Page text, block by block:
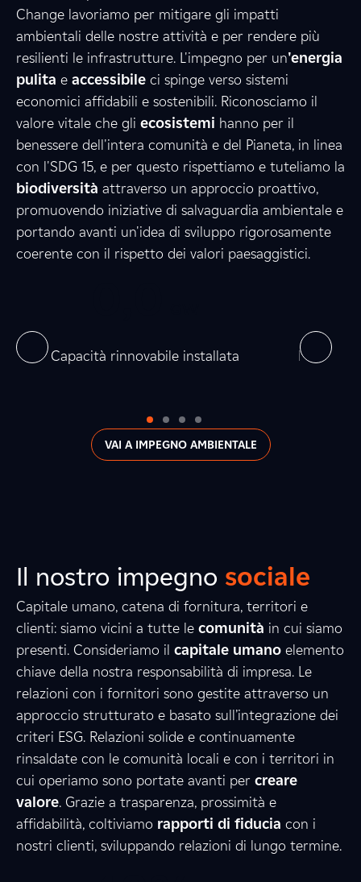
Change lavoriamo per mitigare gli impatti
ambientali delle nostre attività e per rendere più
resilienti le infrastrutture. L'impegno per un'energia
pulita e accessibile ci spinge verso sistemi
economici affidabili e sostenibili. Riconosciamo il
valore vitale che gli ecosistemi hanno per il
benessere dell'intera comunità e del Pianeta, in linea
con l'SDG 15, e per questo rispettiamo e tuteliamo la
biodiversità attraverso un approccio proattivo,
promuovendo iniziative di salvaguardia ambientale e
portando avanti un'idea di sviluppo rigorosamente
coerente con il rispetto dei valori paesaggistici.
0
1
7
2
7
8
6
3
Capacità rinnovabile installata
0
7
1
4
VAI A IMPEGNO AMBIENTALE
Il nostro impegno sociale
Capitale umano, catena di fornitura, territori e
clienti: siamo vicini a tutte le comunità in cui siamo
presenti. Consideriamo il capitale umano elemento
chiave della nostra responsabilità di impresa. Le
relazioni con i fornitori sono gestite attraverso un
approccio strutturato e basato sull’integrazione dei
criteri ESG. Relazioni solide e continuamente
rinsaldate con le comunità locali e con i territori in
cui operiamo sono portate avanti per creare
valore. Grazie a trasparenza, prossimità e
affidabilità, coltiviamo rapporti di fiducia con i
nostri clienti, sviluppando relazioni di lungo termine.
8
1
2
6
8
5
6
1
9